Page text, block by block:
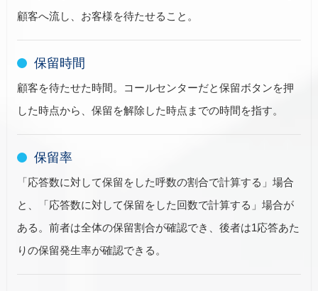
顧客へ流し、お客様を待たせること。
保留時間
顧客を待たせた時間。コールセンターだと保留ボタンを押
した時点から、保留を解除した時点までの時間を指す。
保留率
「応答数に対して保留をした呼数の割合で計算する」場合
と、「応答数に対して保留をした回数で計算する」場合が
ある。前者は全体の保留割合が確認でき、後者は1応答あた
りの保留発生率が確認できる。